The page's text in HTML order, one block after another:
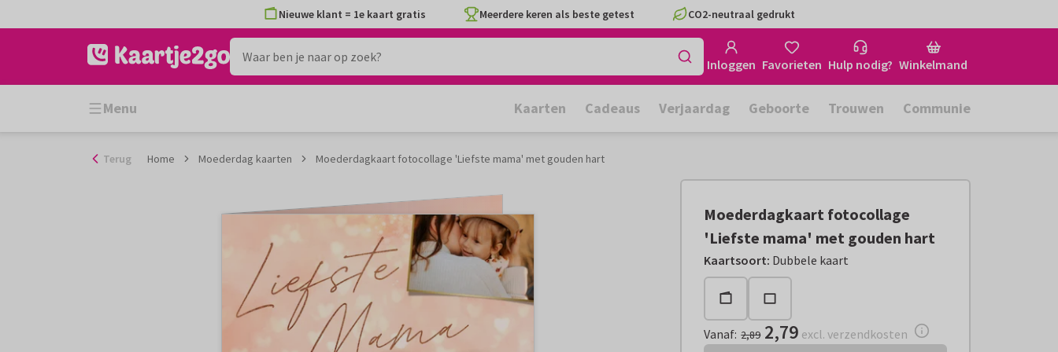
naar
Nieuwe klant = 1e kaart gratis Meerdere keren als beste getest CO2-neutraal gedrukt
Inloggen Favorieten Hulp nodig? Winkelmand
Menu Kaarten Cadeaus Verjaardag Geboorte Trouwen Communie
Terug Home Moederdag kaarten Moederdagkaart fotocollage 'Liefste mama' met gouden hart
Moederdagkaart fotocollage
'Liefste mama' met gouden hart
Kaartsoort: Dubbele kaart
Vanaf:€ 2,79 excl. verzendkosten
Vanaf: 2,89 2,79 excl. verzendkosten